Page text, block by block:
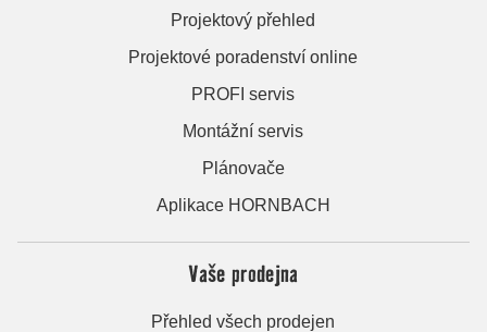
Projektový přehled
Projektové poradenství online
PROFI servis
Montážní servis
Plánovače
Aplikace HORNBACH
Vaše prodejna
Přehled všech prodejen